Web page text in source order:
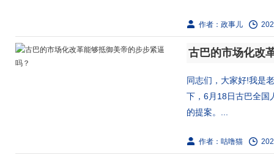
作者：政事儿
古巴的市场化改
同志们，大家好!我是
下，6月18日古巴全国
的提案。...
作者：咕噜猫